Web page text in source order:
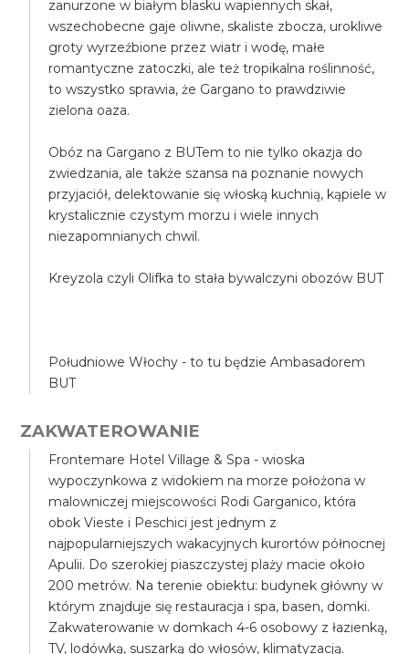
zanurzone w białym blasku wapiennych skał,
wszechobecne gaje oliwne, skaliste zbocza, urokliwe
groty wyrzeźbione przez wiatr i wodę, małe
romantyczne zatoczki, ale też tropikalna roślinność,
to wszystko sprawia, że Gargano to prawdziwie
zielona oaza.
Obóz na Gargano z BUTem to nie tylko okazja do
zwiedzania, ale także szansa na poznanie nowych
przyjaciół, delektowanie się włoską kuchnią, kąpiele w
krystalicznie czystym morzu i wiele innych
niezapomnianych chwil.
Kreyzola czyli Olifka to stała bywalczyni obozów BUT
Południowe Włochy - to tu będzie Ambasadorem
BUT
ZAKWATEROWANIE
Frontemare Hotel Village & Spa - wioska
wypoczynkowa z widokiem na morze położona w
malowniczej miejscowości Rodi Garganico, która
obok Vieste i Peschici jest jednym z
najpopularniejszych wakacyjnych kurortów północnej
Apulii. Do szerokiej piaszczystej plaży macie około
200 metrów. Na terenie obiektu: budynek główny w
którym znajduje się restauracja i spa, basen, domki.
Zakwaterowanie w domkach 4-6 osobowy z łazienką,
TV, lodówką, suszarką do włosów, klimatyzacją.